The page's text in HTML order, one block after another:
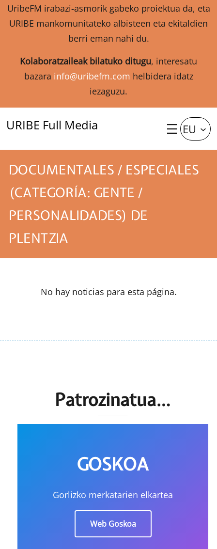
UribeFM irabazi-asmorik gabeko proiektua da, eta
URIBE mankomunitateko albisteen eta ekitaldien
berri eman nahi du.
Kolaboratzaileak bilatuko ditugu, interesatu
bazara info@uribefm.com helbidera idatz
iezaguzu.
URIBE Full Media EU
DOCUMENTALES / ESPECIALES
(CATEGORÍA: GENTE /
PERSONALIDADES) DE
PLENTZIA
No hay noticias para esta página.
Patrozinatua…
GOSKOA
Gorlizko merkatarien elkartea
Web Goskoa